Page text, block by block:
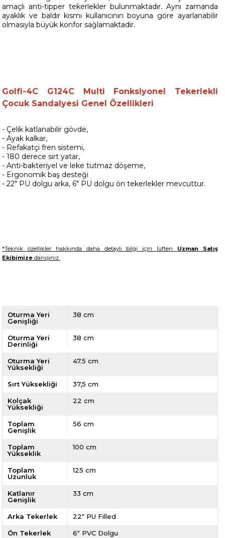
amaçlı anti-tipper tekerlekler bulunmaktadır. Aynı zamanda
ayaklık ve baldır kısmı kullanıcının boyuna göre ayarlanabilir
olmasıyla büyük konfor sağlamaktadır.
Golfi-4C G124C Multi Fonksiyonel Tekerlekli
Çocuk Sandalyesi Genel Özellikleri
- Çelik katlanabilir gövde,
- Ayak kalkar,
- Refakatçi fren sistemi,
- 180 derece sırt yatar,
- Anti-bakteriyel ve leke tutmaz döşeme,
- Ergonomik baş desteği
- 22" PU dolgu arka, 6" PU dolgu ön tekerlekler mevcuttur.
*Teknik özellikler hakkında daha detaylı bilgi için lüften Uzman Satış
Ekibimize danışınız.
Oturma Yeri
Genişliği
38 cm
Oturma Yeri
Derinliği
38 cm
Oturma Yeri
Yüksekliği
47.5 cm
Sırt Yüksekliği 37,5 cm
Kolçak
Yüksekliği
22 cm
Toplam
Genişlik
56 cm
Toplam
Yükseklik
100 cm
Toplam
Uzunluk
125 cm
Katlanır
Genişlik
33 cm
Arka Tekerlek 22" PU Filled
Ön Tekerlek 6" PVC Dolgu